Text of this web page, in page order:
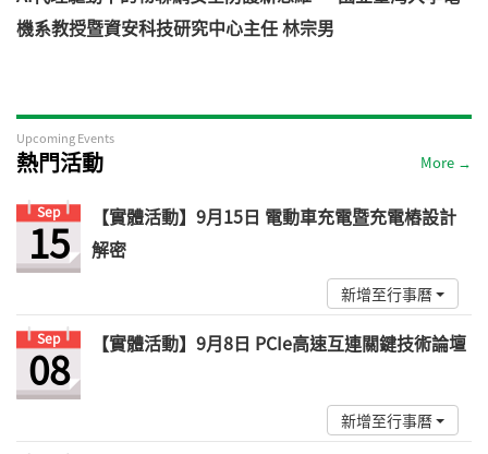
機系教授暨資安科技研究中心主任 林宗男
Upcoming Events
熱門活動 More →
Sep
15
【實體活動】9月15日 電動車充電暨充電樁設計
解密
新增至行事曆
Sep
08 【實體活動】9月8日 PCIe高速互連關鍵技術論壇
新增至行事曆